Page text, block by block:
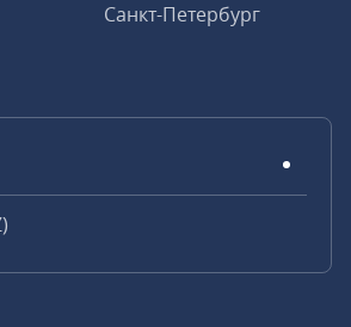
Санкт-Петербург